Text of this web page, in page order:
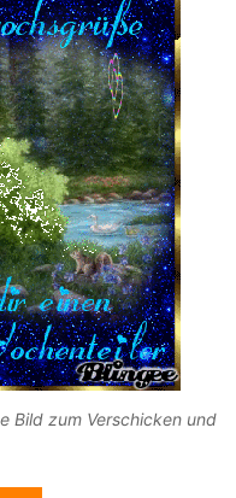
Bild zum Verschicken und